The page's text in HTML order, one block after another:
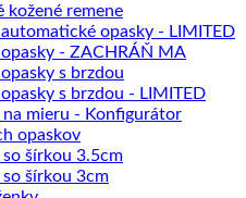
kožené remene
automatické opasky - LIMITED
opasky - ZACHRÁŇ MA
s brzdou
s brzdou - LIMITED
na mieru - Konfigurátor
opaskov
šírkou 3.5cm
šírkou 3cm